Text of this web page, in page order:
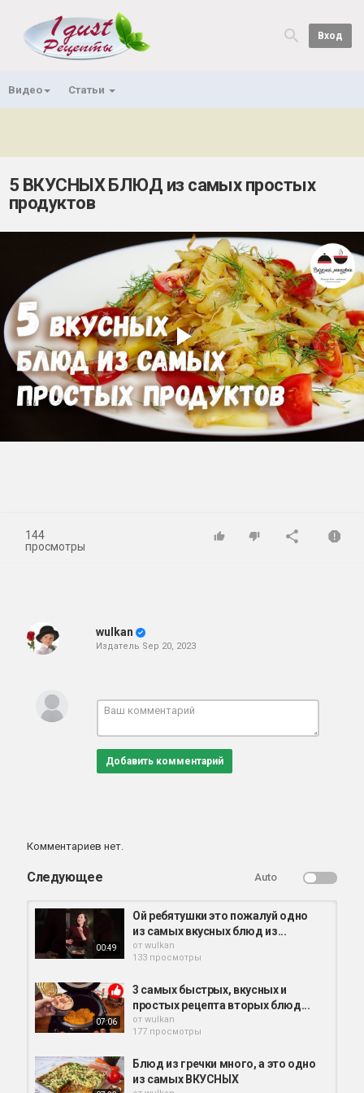
Вход
Видео Статьи
5 ВКУСНЫХ БЛЮД из самых простых
продуктов
Play
Video
144
просмотры
wulkan
Издатель Sep 20, 2023
Добавить комментарий
Комментариев нет.
Следующее Auto
00:49
Ой ребятушки это пожалуй одно
из самых вкусных блюд из...
от wulkan
133 просмотры
07:06
3 самых быстрых, вкусных и
простых рецепта вторых блюд...
от wulkan
177 просмотры
Блюд из гречки много, а это одно
из самых ВКУСНЫХ